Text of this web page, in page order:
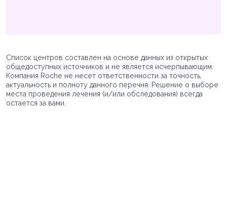
Список центров составлен на основе данных из открытых
общедоступных источников и не является исчерпывающим.
Компания Roche не несет ответственности за точность,
актуальность и полноту данного перечня. Решение о выборе
места проведения лечения (и/или обследования) всегда
остается за вами.